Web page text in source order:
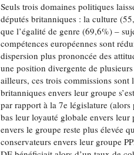
Seuls trois domaines politiques
députés britanniques : la culture
que l’égalité de genre (69,6%) –
compétences européennes sont
dispersion plus prononcée des
une position divergente de
ailleurs, ces trois commissions sont
britanniques envers leur groupe
par rapport à la 7e législature
bas leur loyauté globale envers
envers le groupe reste plus élevée
conservateurs envers leur groupe